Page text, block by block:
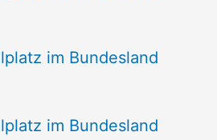
im Bundesland
im Bundesland